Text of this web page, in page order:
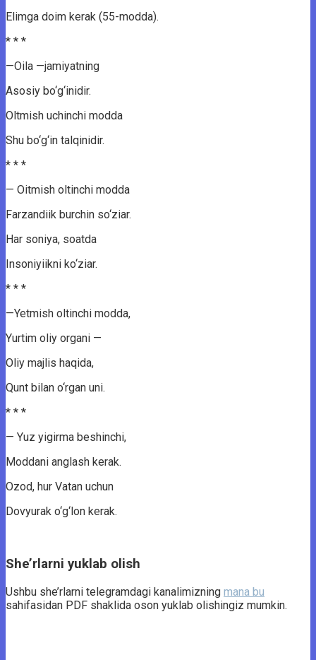
Elimga doim kerak (55-modda).
* * *
—Oila —jamiyatning
Asosiy bo‘g‘inidir.
Oltmish uchinchi modda
Shu bo‘g‘in talqinidir.
* * *
— Oitmish oltinchi modda
Farzandiik burchin so‘ziar.
Har soniya, soatda
Insoniyiikni ko‘ziar.
* * *
—Yetmish oltinchi modda,
Yurtim oliy organi —
Oliy majlis haqida,
Qunt bilan o‘rgan uni.
* * *
— Yuz yigirma beshinchi,
Moddani anglash kerak.
Ozod, hur Vatan uchun
Dovyurak o‘g‘lon kerak.
She’rlarni yuklab olish
Ushbu she’rlarni telegramdagi kanalimizning mana bu
sahifasidan PDF shaklida oson yuklab olishingiz mumkin.